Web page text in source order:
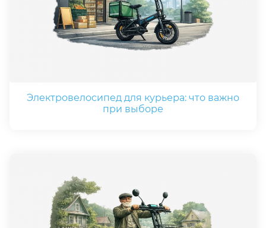
Электровелосипед для курьера: что важно
при выборе